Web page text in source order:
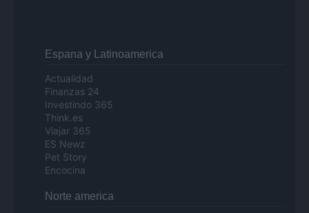
Espana y Latinoamerica
Actualidad
Finanzas 24
Investindo 365
Think.es
Viajar 365
ES Newz
Pet Story
Encocina
Norte america